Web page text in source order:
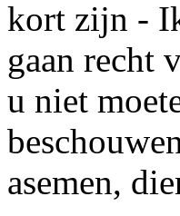
kort zijn -
gaan recht
u niet
asemen,